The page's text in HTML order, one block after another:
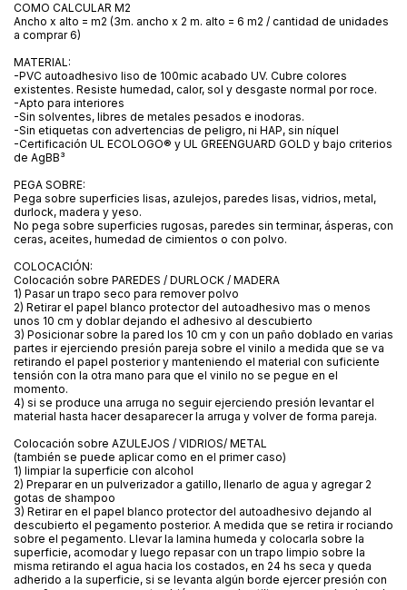
COMO CALCULAR M2
Ancho x alto = m2 (3m. ancho x 2 m. alto = 6 m2 / cantidad de unidades
a comprar 6)
MATERIAL:
-PVC autoadhesivo liso de 100mic acabado UV. Cubre colores
existentes. Resiste humedad, calor, sol y desgaste normal por roce.
-Apto para interiores
-Sin solventes, libres de metales pesados e inodoras.
-Sin etiquetas con advertencias de peligro, ni HAP, sin níquel
-Certificación UL ECOLOGO® y UL GREENGUARD GOLD y bajo criterios
de AgBB³
PEGA SOBRE:
Pega sobre superficies lisas, azulejos, paredes lisas, vidrios, metal,
durlock, madera y yeso.
No pega sobre superficies rugosas, paredes sin terminar, ásperas, con
ceras, aceites, humedad de cimientos o con polvo.
COLOCACIÓN:
Colocación sobre PAREDES / DURLOCK / MADERA
1) Pasar un trapo seco para remover polvo
2) Retirar el papel blanco protector del autoadhesivo mas o menos
unos 10 cm y doblar dejando el adhesivo al descubierto
3) Posicionar sobre la pared los 10 cm y con un paño doblado en varias
partes ir ejerciendo presión pareja sobre el vinilo a medida que se va
retirando el papel posterior y manteniendo el material con suficiente
tensión con la otra mano para que el vinilo no se pegue en el
momento.
4) si se produce una arruga no seguir ejerciendo presión levantar el
material hasta hacer desaparecer la arruga y volver de forma pareja.
Colocación sobre AZULEJOS / VIDRIOS/ METAL
(también se puede aplicar como en el primer caso)
1) limpiar la superficie con alcohol
2) Preparar en un pulverizador a gatillo, llenarlo de agua y agregar 2
gotas de shampoo
3) Retirar en el papel blanco protector del autoadhesivo dejando al
descubierto el pegamento posterior. A medida que se retira ir rociando
sobre el pegamento. Llevar la lamina humeda y colocarla sobre la
superficie, acomodar y luego repasar con un trapo limpio sobre la
misma retirando el agua hacia los costados, en 24 hs seca y queda
adherido a la superficie, si se levanta algún borde ejercer presión con